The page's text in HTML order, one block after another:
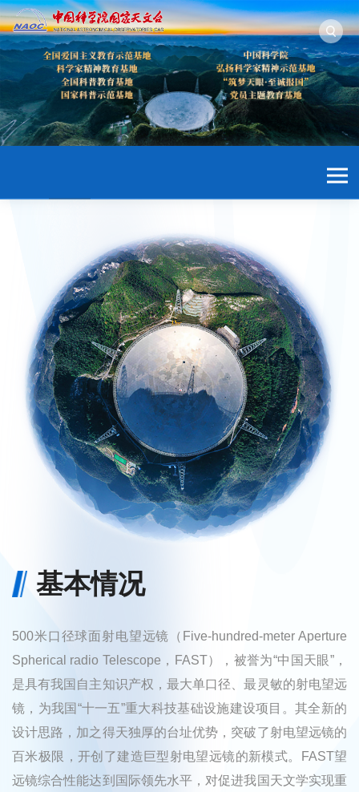
基本情况
500米口径球面射电望远镜（Five-hundred-meter Aperture
Spherical radio Telescope，FAST），被誉为“中国天眼”，
是具有我国自主知识产权，最大单口径、最灵敏的射电望远
镜，为我国“十一五”重大科技基础设施建设项目。其全新的
设计思路，加之得天独厚的台址优势，突破了射电望远镜的
百米极限，开创了建造巨型射电望远镜的新模式。FAST望
远镜综合性能达到国际领先水平，对促进我国天文学实现重